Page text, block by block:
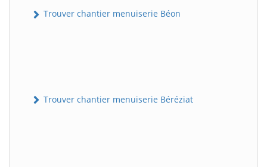
Trouver chantier menuiserie Béon
Trouver chantier menuiserie Béréziat